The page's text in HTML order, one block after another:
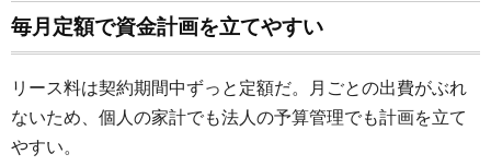
毎月定額で資金計画を立てやすい
リース料は契約期間中ずっと定額だ。月ごとの出費がぶれ
ないため、個人の家計でも法人の予算管理でも計画を立て
やすい。